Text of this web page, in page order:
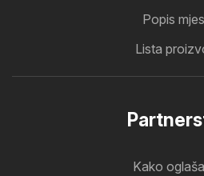
Popis
Lista
Kako